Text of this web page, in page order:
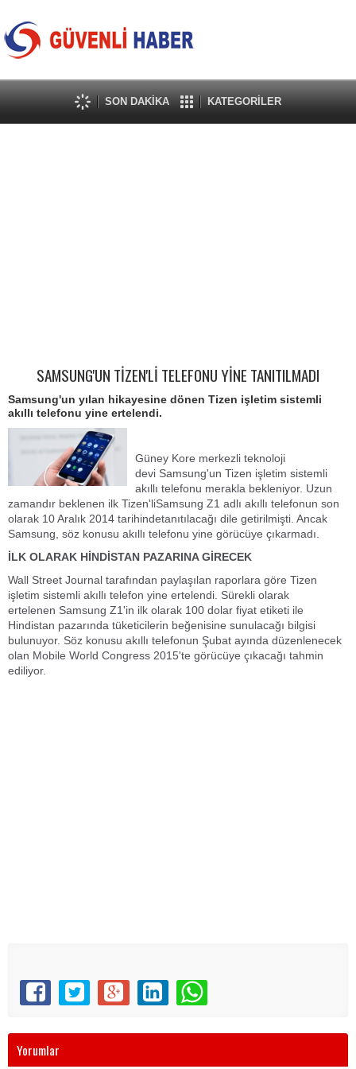
SON DAKİKA KATEGORİLER
SAMSUNG'UN TİZEN'Lİ TELEFONU YİNE TANITILMADI
Samsung'un yılan hikayesine dönen Tizen işletim sistemli
akıllı telefonu yine ertelendi.
Güney Kore merkezli teknoloji
devi Samsung'un Tizen işletim sistemli
akıllı telefonu merakla bekleniyor. Uzun
zamandır beklenen ilk Tizen'liSamsung Z1 adlı akıllı telefonun son
olarak 10 Aralık 2014 tarihindetanıtılacağı dile getirilmişti. Ancak
Samsung, söz konusu akıllı telefonu yine görücüye çıkarmadı.
İLK OLARAK HİNDİSTAN PAZARINA GİRECEK
Wall Street Journal tarafından paylaşılan raporlara göre Tizen
işletim sistemli akıllı telefon yine ertelendi. Sürekli olarak
ertelenen Samsung Z1'in ilk olarak 100 dolar fiyat etiketi ile
Hindistan pazarında tüketicilerin beğenisine sunulacağı bilgisi
bulunuyor. Söz konusu akıllı telefonun Şubat ayında düzenlenecek
olan Mobile World Congress 2015'te görücüye çıkacağı tahmin
ediliyor.
Yorumlar